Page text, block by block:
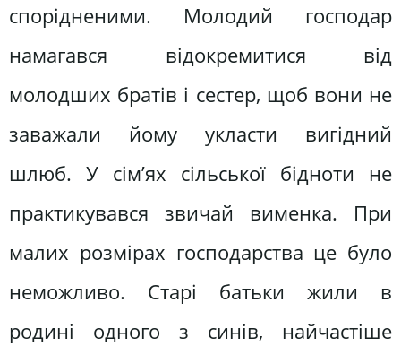
спорідненими. Молодий господар
намагався відокремитися від
молодших братів і сестер, щоб вони не
заважали йому укласти вигідний
шлюб. У сім’ях сільської бідноти не
практикувався звичай вименка. При
малих розмірах господарства це було
неможливо. Старі батьки жили в
родині одного з синів, найчастіше